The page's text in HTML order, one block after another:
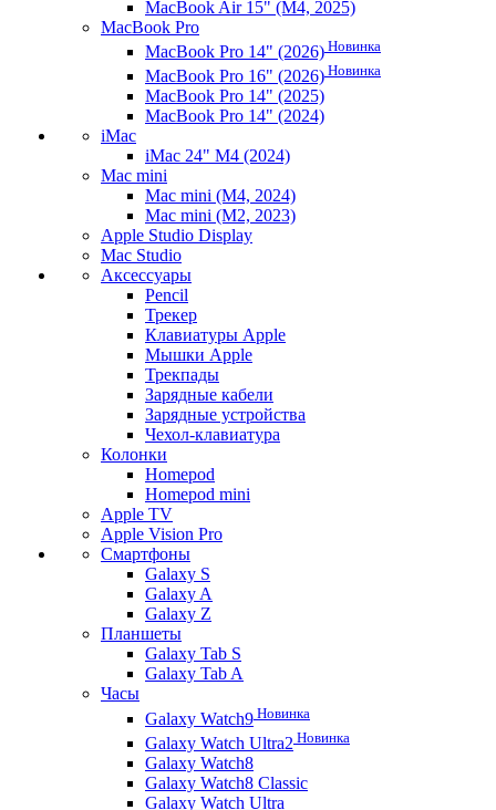
MacBook Air 15" (M4, 2025)
MacBook Pro
MacBook Pro 14" (2026) Новинка
MacBook Pro 16" (2026) Новинка
MacBook Pro 14" (2025)
MacBook Pro 14" (2024)
iMac
iMac 24" M4 (2024)
Mac mini
Mac mini (M4, 2024)
Mac mini (M2, 2023)
Apple Studio Display
Mac Studio
Аксессуары
Pencil
Трекер
Клавиатуры Apple
Мышки Apple
Трекпады
Зарядные кабели
Зарядные устройства
Чехол-клавиатура
Колонки
Homepod
Homepod mini
Apple TV
Apple Vision Pro
Смартфоны
Galaxy S
Galaxy A
Galaxy Z
Планшеты
Galaxy Tab S
Galaxy Tab A
Часы
Galaxy Watch9 Новинка
Galaxy Watch Ultra2 Новинка
Galaxy Watch8
Galaxy Watch8 Classic
Galaxy Watch Ultra